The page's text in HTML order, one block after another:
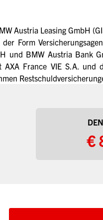
Austria Leasing GmbH
Form
und BMW Austria Bank
France VIE S.A. und
€